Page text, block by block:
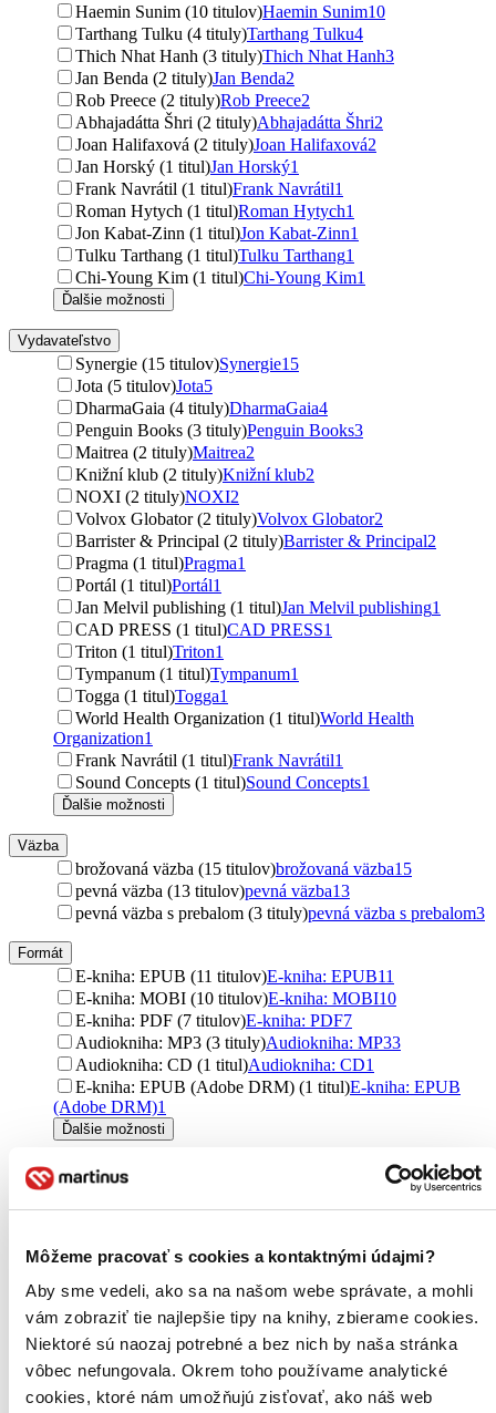
Môžeme pracovať s cookies a kontaktnými údajmi?
Aby sme vedeli, ako sa na našom webe správate, a mohli
vám zobraziť tie najlepšie tipy na knihy, zbierame cookies.
Niektoré sú naozaj potrebné a bez nich by naša stránka
vôbec nefungovala. Okrem toho používame analytické
cookies, ktoré nám umožňujú zisťovať, ako náš web
Haemin Sunim (10 titulov)Haemin Sunim10
Tarthang Tulku (4 tituly)Tarthang Tulku4
Thich Nhat Hanh (3 tituly)Thich Nhat Hanh3
Jan Benda (2 tituly)Jan Benda2
Rob Preece (2 tituly)Rob Preece2
Abhajadátta Šhri (2 tituly)Abhajadátta Šhri2
Joan Halifaxová (2 tituly)Joan Halifaxová2
Jan Horský (1 titul)Jan Horský1
Frank Navrátil (1 titul)Frank Navrátil1
Roman Hytych (1 titul)Roman Hytych1
Jon Kabat-Zinn (1 titul)Jon Kabat-Zinn1
Tulku Tarthang (1 titul)Tulku Tarthang1
Chi-Young Kim (1 titul)Chi-Young Kim1
Ďalšie možnosti
Vydavateľstvo
Synergie (15 titulov)Synergie15
Jota (5 titulov)Jota5
DharmaGaia (4 tituly)DharmaGaia4
Penguin Books (3 tituly)Penguin Books3
Maitrea (2 tituly)Maitrea2
Knižní klub (2 tituly)Knižní klub2
NOXI (2 tituly)NOXI2
Volvox Globator (2 tituly)Volvox Globator2
Barrister & Principal (2 tituly)Barrister & Principal2
Pragma (1 titul)Pragma1
Portál (1 titul)Portál1
Jan Melvil publishing (1 titul)Jan Melvil publishing1
CAD PRESS (1 titul)CAD PRESS1
Triton (1 titul)Triton1
Tympanum (1 titul)Tympanum1
Togga (1 titul)Togga1
World Health Organization (1 titul)World Health
Organization1
Frank Navrátil (1 titul)Frank Navrátil1
Sound Concepts (1 titul)Sound Concepts1
Ďalšie možnosti
Väzba
brožovaná väzba (15 titulov)brožovaná väzba15
pevná väzba (13 titulov)pevná väzba13
pevná väzba s prebalom (3 tituly)pevná väzba s prebalom3
Formát
E-kniha: EPUB (11 titulov)E-kniha: EPUB11
E-kniha: MOBI (10 titulov)E-kniha: MOBI10
E-kniha: PDF (7 titulov)E-kniha: PDF7
Audiokniha: MP3 (3 tituly)Audiokniha: MP33
Audiokniha: CD (1 titul)Audiokniha: CD1
E-kniha: EPUB (Adobe DRM) (1 titul)E-kniha: EPUB
(Adobe DRM)1
Ďalšie možnosti
Zúžiť výber
Zoradiť
Bestsellery
Top hodnotené
Novinky
Najdrahšie
Najlacnejšie